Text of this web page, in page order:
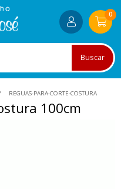
Buscar
0
REGUAS-PARA-CORTE-COSTURA
100cm